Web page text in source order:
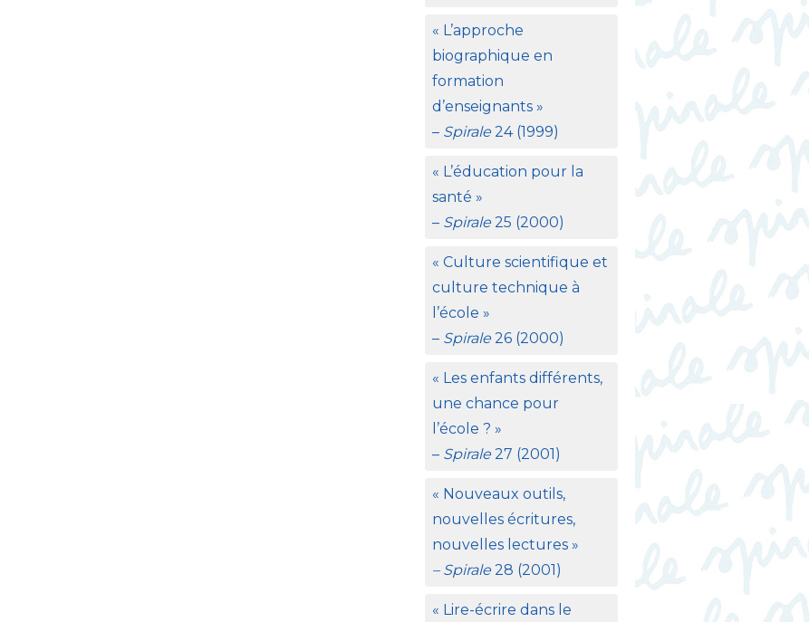
« L’approche
biographique en
formation
d’enseignants »
– Spirale24 (1999)
« L’éducation pour la
santé »
– Spirale25 (2000)
« Culture scientifique et
culture technique à
l’école »
– Spirale26 (2000)
« Les enfants différents,
une chance pour
l’école ? »
– Spirale27 (2001)
« Nouveaux outils,
nouvelles écritures,
nouvelles lectures »
– Spirale28 (2001)
« Lire-écrire dans le